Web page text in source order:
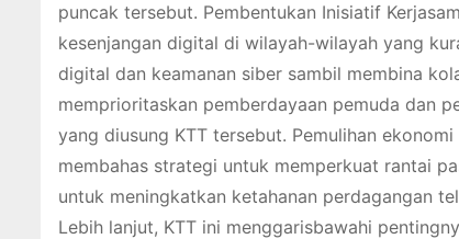
puncak tersebut. Pembentukan Inisiatif
kesenjangan digital di wilayah-wilayah yang
digital dan keamanan siber sambil membina
memprioritaskan pemberdayaan pemuda dan
yang diusung KTT tersebut. Pemulihan
membahas strategi untuk memperkuat rantai
untuk meningkatkan ketahanan perdagangan
Lebih lanjut, KTT ini menggarisbawahi